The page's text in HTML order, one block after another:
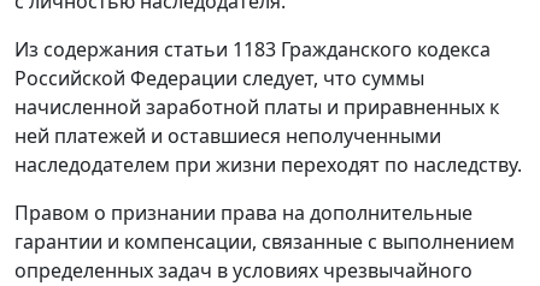
Из содержания статьи 1183 Гражданского кодекса
Российской Федерации следует, что суммы
начисленной заработной платы и приравненных к
ней платежей и оставшиеся неполученными
наследодателем при жизни переходят по наследству.
Правом о признании права на дополнительные
гарантии и компенсации, связанные с выполнением
определенных задач в условиях чрезвычайного